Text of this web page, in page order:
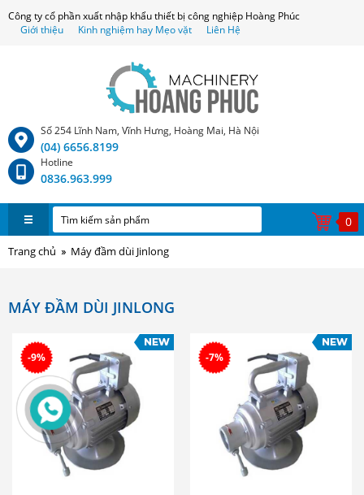
Công ty cổ phần xuất nhập khẩu thiết bị công nghiệp Hoàng Phúc
Giới thiệu
Kinh nghiệm hay Mẹo vặt Liên Hệ
Số 254 Lĩnh Nam, Vĩnh Hưng, Hoàng Mai, Hà Nội
(04) 6656.8199
Hotline
0836.963.999
0
Trang chủ Máy đầm dùi Jinlong
MÁY ĐẦM DÙI JINLONG
-9% -7%